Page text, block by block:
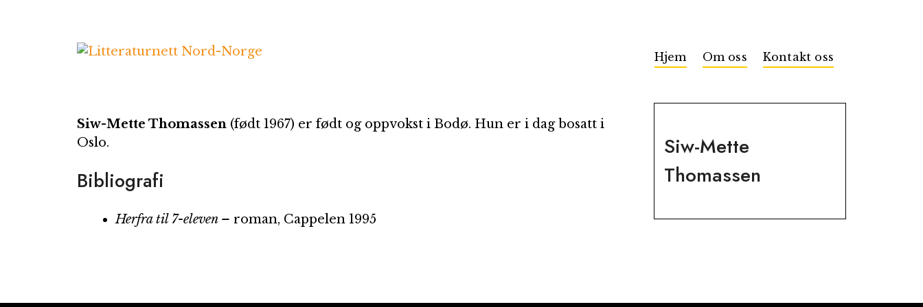
Hjem Om oss Kontakt oss
Siw-Mette
Thomassen
Siw-Mette Thomassen(født 1967) er født og oppvokst i Bodø. Hun er i dag bosatt i
Oslo.
Bibliografi
Herfra til 7-eleven – roman, Cappelen 1995